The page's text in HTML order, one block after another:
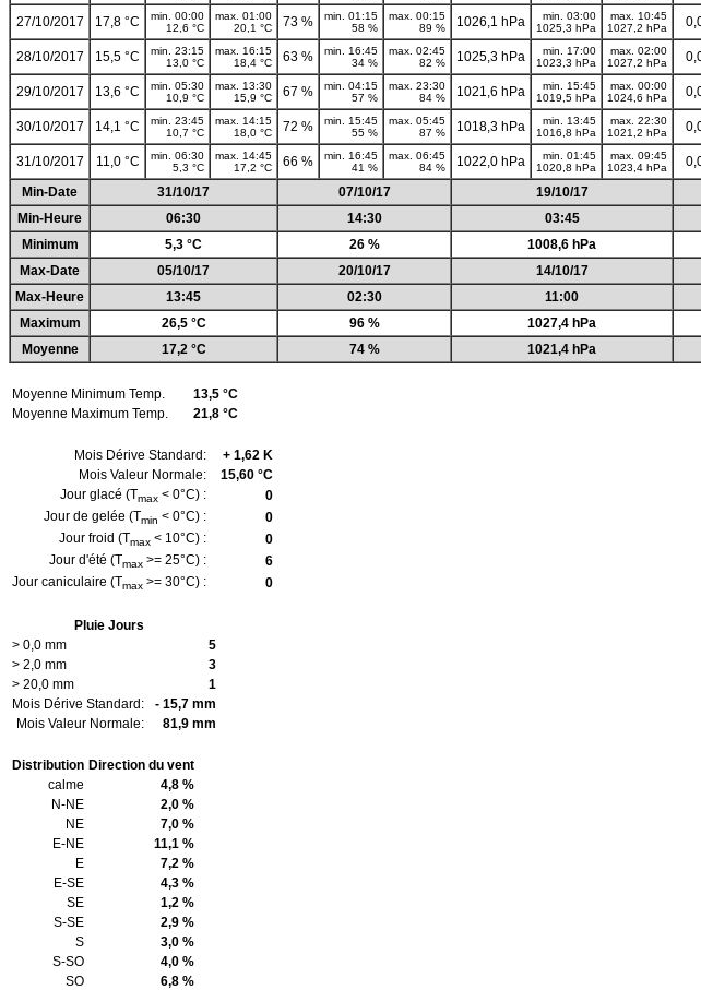
27/10/2017 17,8 °C
min. 00:00
12,6 °C
max. 01:00
20,1 °C
73 %
min. 01:15
58 %
max. 00:15
89 %
1026,1 hPa
min. 03:00
1025,3 hPa
max. 10:45
1027,2 hPa
28/10/2017 15,5 °C
min. 23:15
13,0 °C
max. 16:15
18,4 °C
63 %
min. 16:45
34 %
max. 02:45
82 %
1025,3 hPa
min. 17:00
1023,3 hPa
max. 02:00
1027,2 hPa
29/10/2017 13,6 °C
min. 05:30
10,9 °C
max. 13:30
15,9 °C
67 %
min. 04:15
57 %
max. 23:30
84 %
1021,6 hPa
min. 15:45
1019,5 hPa
max. 00:00
1024,6 hPa
30/10/2017 14,1 °C
min. 23:45
10,7 °C
max. 14:15
18,0 °C
72 %
min. 15:45
55 %
max. 05:45
87 %
1018,3 hPa
min. 13:45
1016,8 hPa
max. 22:30
1021,2 hPa
31/10/2017 11,0 °C
min. 06:30
5,3 °C
max. 14:45
17,2 °C
66 %
min. 16:45
41 %
max. 06:45
84 %
1022,0 hPa
min. 01:45
1020,8 hPa
max. 09:45
1023,4 hPa
Min-Date 31/10/17 07/10/17 19/10/17
Min-Heure
06:30 14:30 03:45
Minimum
5,3 °C 26 % 1008,6 hPa
Max-Date
05/10/17 20/10/17 14/10/17
Max-Heure
13:45 02:30 11:00
Maximum
26,5 °C 96 % 1027,4 hPa
Moyenne
17,2 °C 74 % 1021,4 hPa
Moyenne Minimum Temp.
13,5 °C
Moyenne Maximum Temp.
21,8 °C
Mois Dérive Standard:
+ 1,62 K
Mois Valeur Normale:
15,60 °C
Jour glacé (Tmax < 0°C) :
0
Jour de gelée (Tmin < 0°C) :
0
Jour froid (Tmax < 10°C) :
0
Jour d'été (Tmax >= 25°C) :
6
Jour caniculaire (Tmax >= 30°C) : 0
Pluie Jours
> 0,0 mm
5
> 2,0 mm
3
> 20,0 mm
1
Mois Dérive Standard:
- 15,7 mm
Mois Valeur Normale:
81,9 mm
Distribution Direction du vent
calme
4,8 %
N-NE
2,0 %
NE
7,0 %
E-NE
11,1 %
E
7,2 %
E-SE
4,3 %
SE
1,2 %
S-SE
2,9 %
S
3,0 %
S-SO
4,0 %
SO
6,8 %